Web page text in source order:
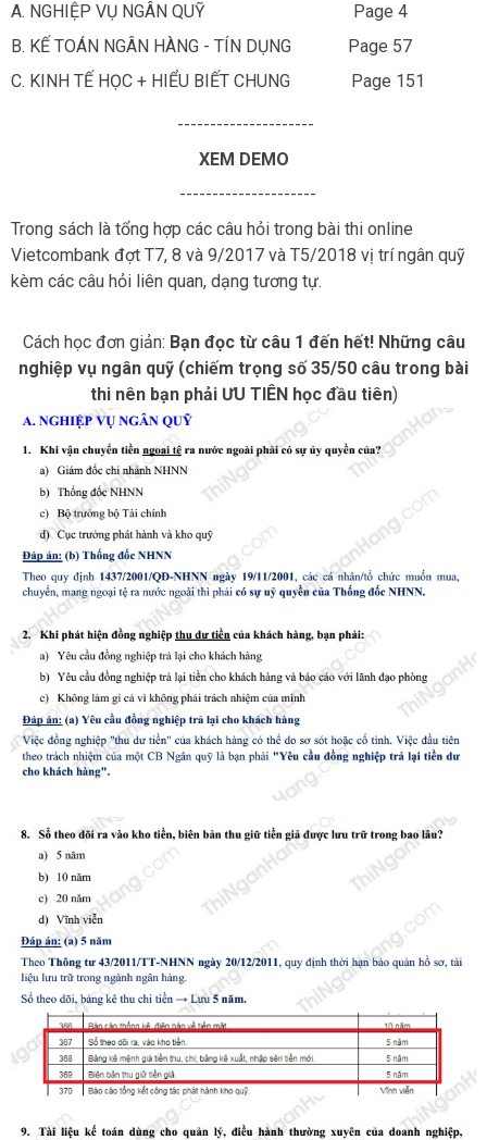
A. NGHIỆP VỤ NGÂN QUỸ Page 4
B. KẾ TOÁN NGÂN HÀNG - TÍN DỤNG Page 57
C. KINH TẾ HỌC + HIỂU BIẾT CHUNG Page 151
---------------------
XEM DEMO
---------------------
Trong sách là tổng hợp các câu hỏi trong bài thi online
Vietcombank đợt T7, 8 và 9/2017 và T5/2018 vị trí ngân quỹ
kèm các câu hỏi liên quan, dạng tương tự.
Cách học đơn giản: Bạn đọc từ câu 1 đến hết! Những câu
nghiệp vụ ngân quỹ (chiếm trọng số 35/50 câu trong bài
thi nên bạn phải ƯU TIÊN học đầu tiên)